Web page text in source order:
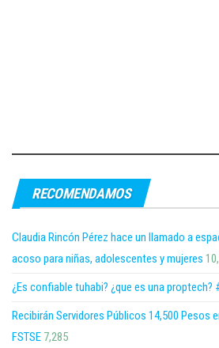
RECOMENDAMOS
Claudia Rincón Pérez hace un llamado a
acoso para niñas, adolescentes y mujeres
¿Es confiable tuhabi? ¿que es una
Recibirán Servidores Públicos 14,500 Pesos
FSTSE 7,285